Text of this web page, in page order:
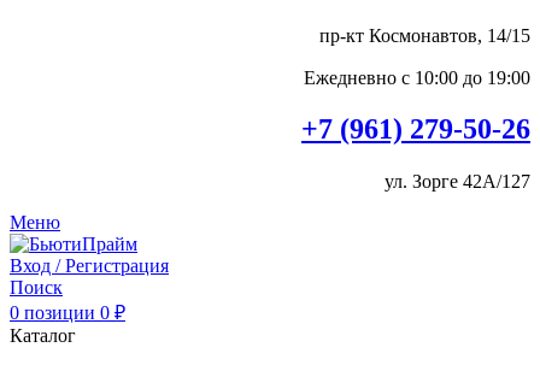
пр-кт Космонавтов, 14/15
Ежедневно с 10:00 до 19:00
+7 (961) 279-50-26
ул. Зорге 42А/127
Меню
Вход / Регистрация
Поиск
0 позиции 0 ₽
Каталог